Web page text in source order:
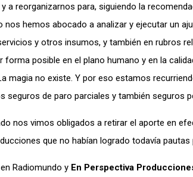
a reorganizarnos para, siguiendo la
nos hemos abocado a analizar y ejecutar un
y otros insumos, y también en rubros
forma posible en el plano humano y en la
magia no existe. Y por eso estamos
seguros de paro parciales y también seguros
nos vimos obligados a retirar el aporte en
que no habían logrado todavía
Radiomundo y En Perspectiva